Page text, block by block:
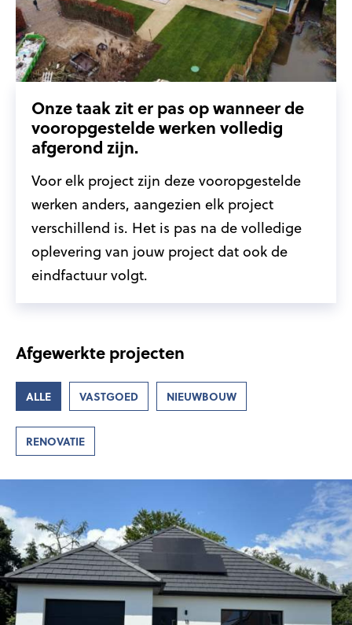
Onze taak zit er pas op wanneer de
vooropgestelde werken volledig
afgerond zijn.
Voor elk project zijn deze vooropgestelde
werken anders, aangezien elk project
verschillend is. Het is pas na de volledige
oplevering van jouw project dat ook de
eindfactuur volgt.
Afgewerkte projecten
ALLE VASTGOED NIEUWBOUW
RENOVATIE